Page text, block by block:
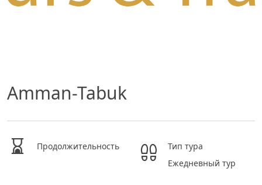
Amman-Tabuk
Продолжительность
Тип тура
Ежедневный тур